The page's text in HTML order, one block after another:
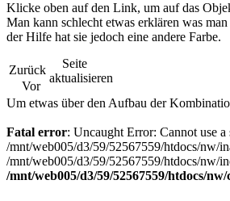
Klicke oben auf den Link, um auf das
Man kann schlecht etwas erklären was
der Hilfe hat sie jedoch eine andere Farbe.
Zurück
Vor
Seite
aktualisieren
Um etwas über den Aufbau der
Fatal error: Uncaught Error: Cannot use
/mnt/web005/d3/59/52567559/htdocs/nw/
/mnt/web005/d3/59/52567559/htdocs/nw/
/mnt/web005/d3/59/52567559/htdocs/